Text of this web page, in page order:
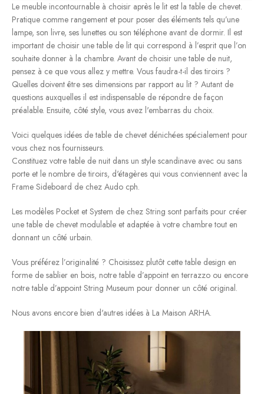
Le meuble incontournable à choisir après le lit est la table de chevet.
Pratique comme rangement et pour poser des éléments tels qu’une
lampe, son livre, ses lunettes ou son téléphone avant de dormir. Il est
important de choisir une table de lit qui correspond à l’esprit que l’on
souhaite donner à la chambre. Avant de choisir une table de nuit,
pensez à ce que vous allez y mettre. Vous faudra-t-il des tiroirs ?
Quelles doivent être ses dimensions par rapport au lit ? Autant de
questions auxquelles il est indispensable de répondre de façon
préalable. Ensuite, côté style, vous avez l'embarras du choix.
Voici quelques idées de table de chevet dénichées spécialement pour
vous chez nos fournisseurs.
Constituez votre table de nuit dans un style scandinave avec ou sans
porte et le nombre de tiroirs, d'étagères qui vous conviennent avec la
Frame Sideboard de chez Audo cph.
Les modèles Pocket et System de chez String sont parfaits pour créer
une table de chevet modulable et adaptée à votre chambre tout en
donnant un côté urbain.
Vous préférez l’originalité ? Choisissez plutôt cette table design en
forme de sablier en bois, notre table d’appoint en terrazzo ou encore
notre table d’appoint String Museum pour donner un côté original.
Nous avons encore bien d'autres idées à La Maison ARHA.